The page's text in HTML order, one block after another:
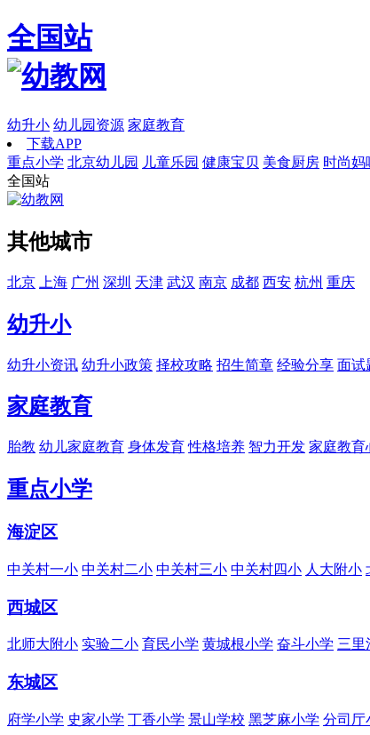
全国站
幼升小 幼儿园资源 家庭教育
下载APP
重点小学 北京幼儿园 儿童乐园 健康宝贝 美食厨房 时尚妈
全国站
其他城市
北京 上海 广州 深圳 天津 武汉 南京 成都 西安 杭州 重庆
幼升小
幼升小资讯 幼升小政策 择校攻略 招生简章 经验分享 面试
家庭教育
胎教 幼儿家庭教育 身体发育 性格培养 智力开发 家庭教育
重点小学
海淀区
中关村一小 中关村二小 中关村三小 中关村四小 人大附小
西城区
北师大附小 实验二小 育民小学 黄城根小学 奋斗小学 三里
东城区
府学小学 史家小学 丁香小学 景山学校 黑芝麻小学 分司厅